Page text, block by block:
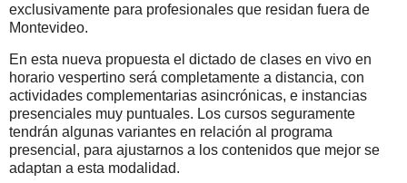
exclusivamente para profesionales que residan fuera de
Montevideo.
En esta nueva propuesta el dictado de clases en vivo en
horario vespertino será completamente a distancia, con
actividades complementarias asincrónicas, e instancias
presenciales muy puntuales. Los cursos seguramente
tendrán algunas variantes en relación al programa
presencial, para ajustarnos a los contenidos que mejor se
adaptan a esta modalidad.